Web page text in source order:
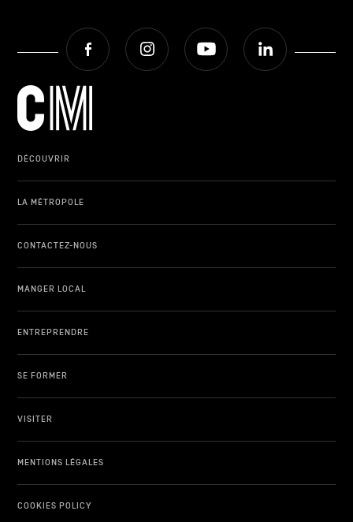
Facebook Instagram Youtube
DÉCOUVRIR
LA MÉTROPOLE
CONTACTEZ-NOUS
MANGER LOCAL
ENTREPRENDRE
SE FORMER
VISITER
MENTIONS LÉGALES
COOKIES POLICY